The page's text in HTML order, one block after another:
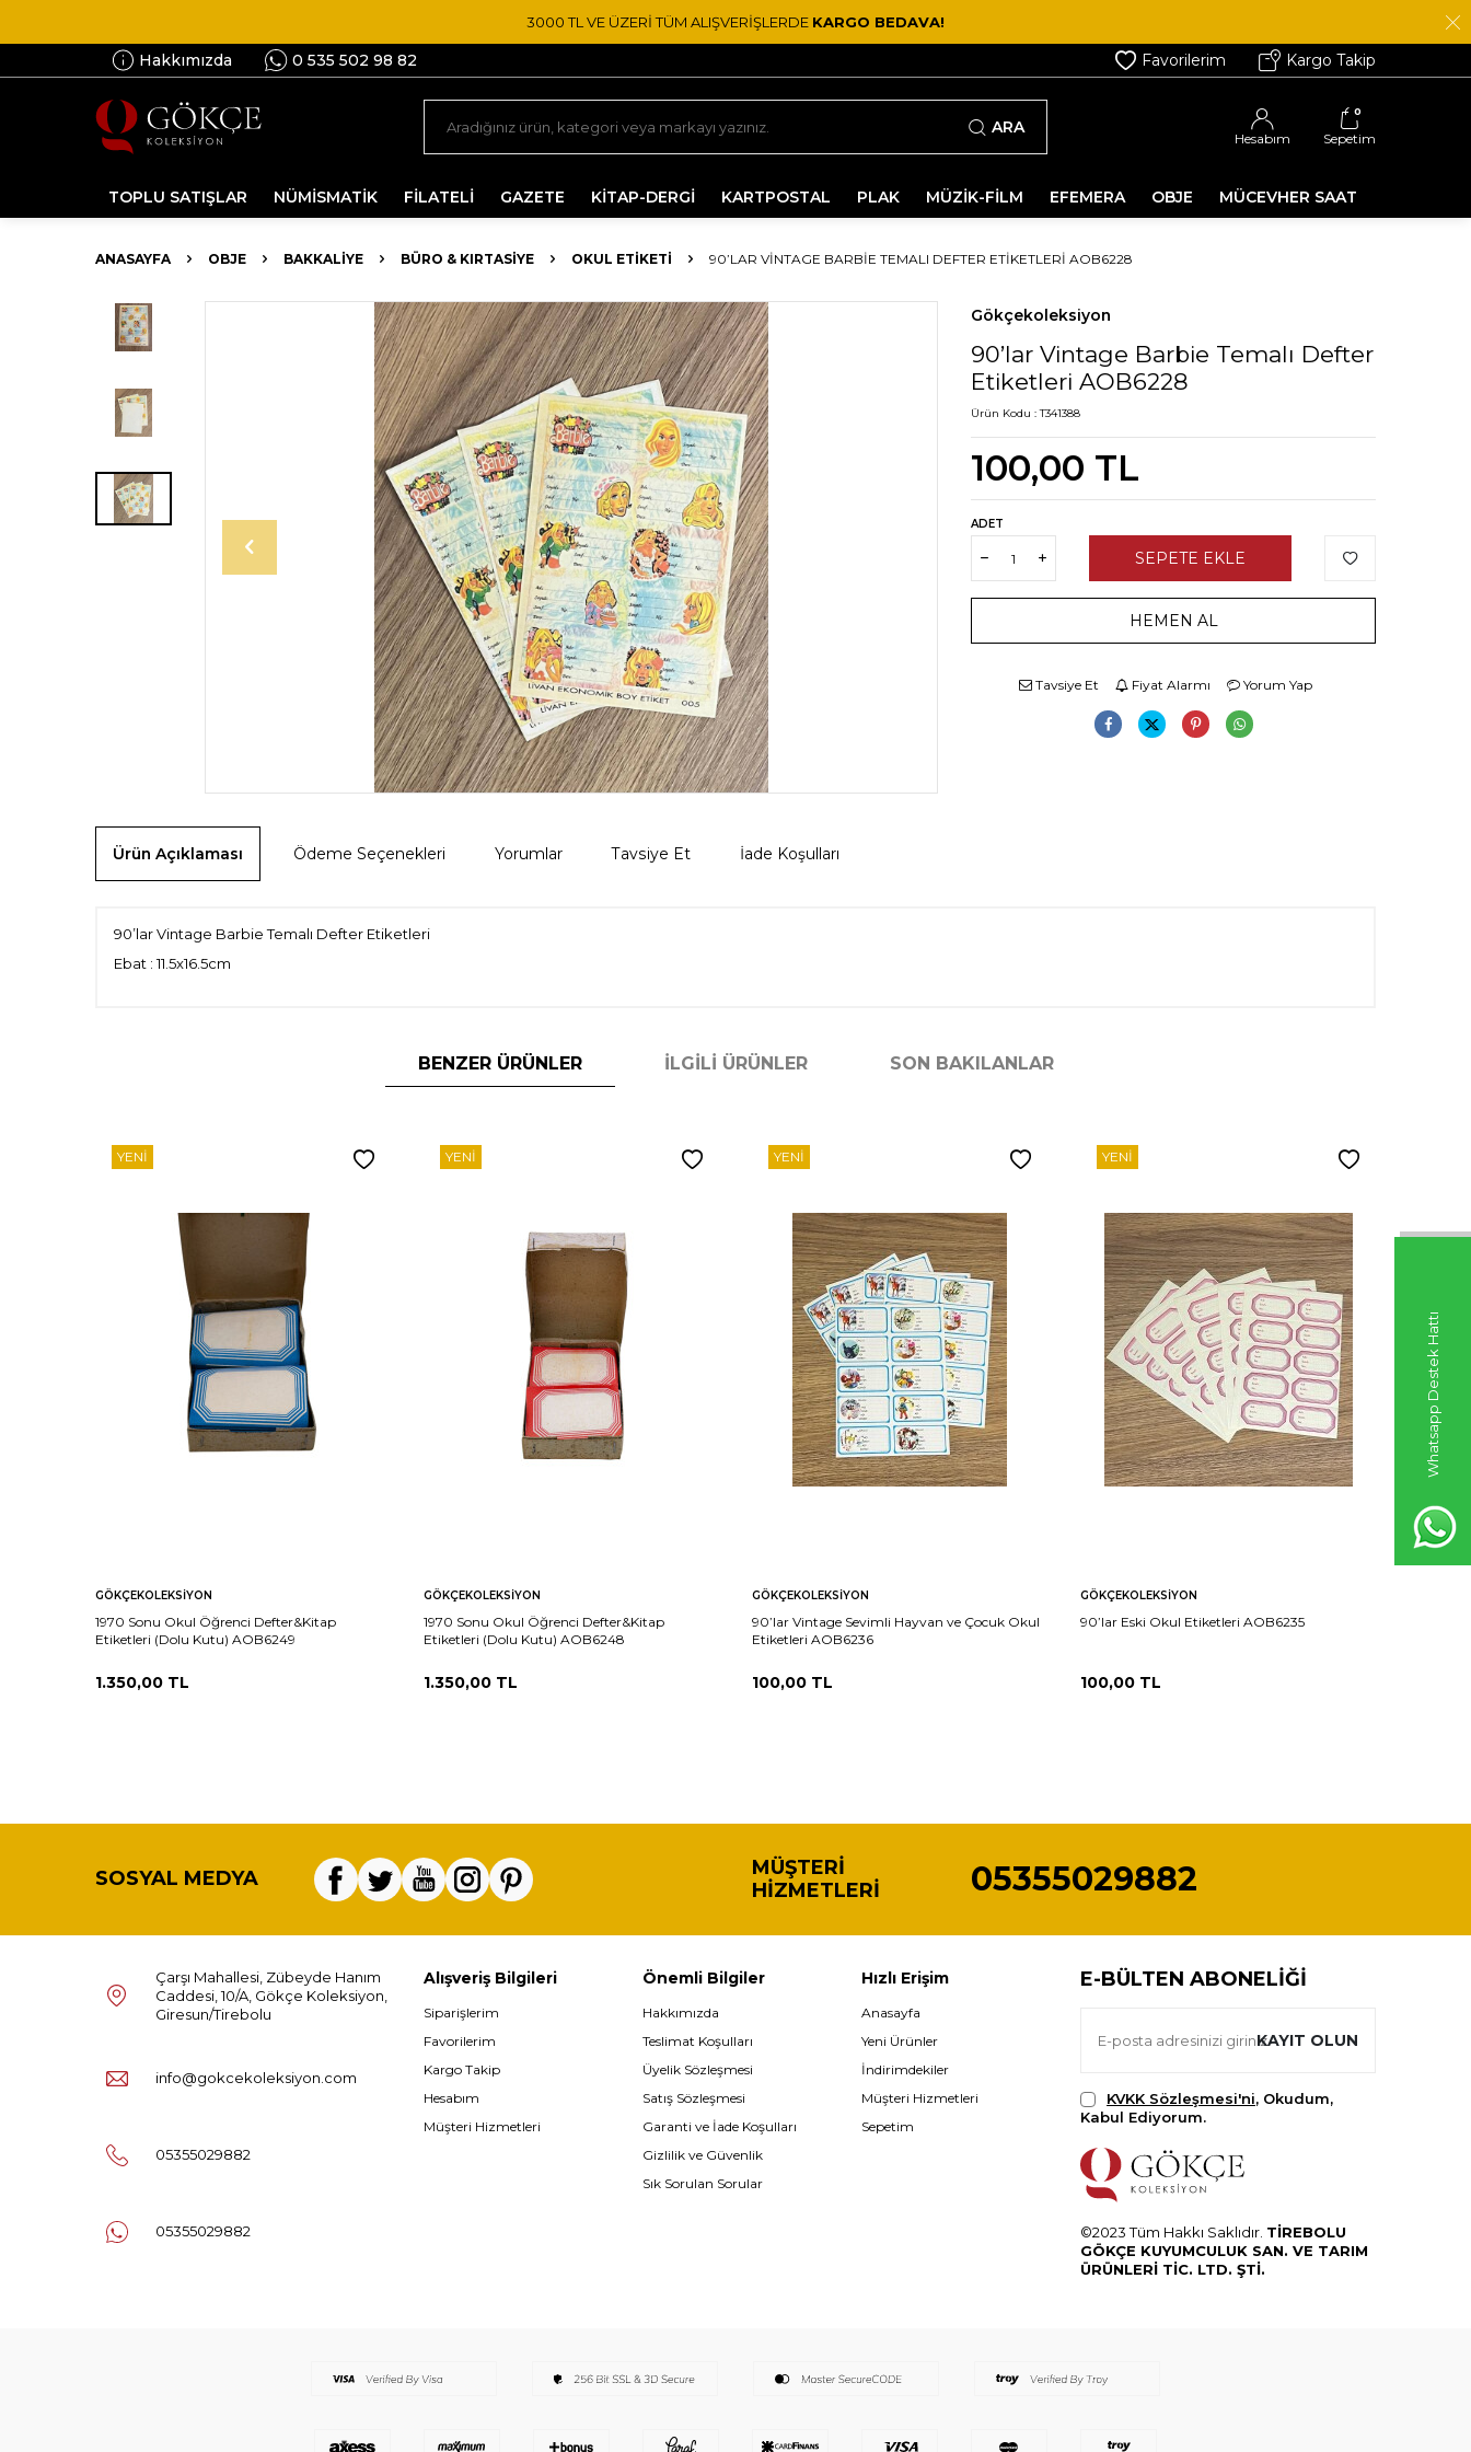
Whatsapp Destek Hattı
3000 TL VE ÜZERİ TÜM ALIŞVERİŞLERDE KARGO BEDAVA!
Hakkımızda 0 535 502 98 82 Favorilerim Kargo Takip
ARA
Hesabım
0
Sepetim
TOPLU SATIŞLAR NÜMİSMATİK FİLATELİ GAZETE KİTAP-DERGİ KARTPOSTAL PLAK MÜZİK-FİLM EFEMERA OBJE MÜCEVHER SAAT
ANASAYFA OBJE BAKKALIYE BÜRO & KIRTASIYE OKUL ETIKETI 90’LAR VINTAGE BARBIE TEMALI DEFTER ETIKETLERI AOB6228
Gökçekoleksiyon
90’lar Vintage Barbie Temalı Defter
Etiketleri AOB6228
Ürün Kodu :T341388
100,00 TL
ADET
SEPETE EKLE
HEMEN AL
Tavsiye Et Fiyat Alarmı Yorum Yap
Ürün Açıklaması Ödeme Seçenekleri Yorumlar Tavsiye Et İade Koşulları
90’lar Vintage Barbie Temalı Defter Etiketleri
Ebat : 11.5x16.5cm
BENZER ÜRÜNLER İLGILI ÜRÜNLER SON BAKILANLAR
YENI
GÖKÇEKOLEKSIYON
1970 Sonu Okul Öğrenci Defter&Kitap
Etiketleri (Dolu Kutu) AOB6249
1.350,00 TL
YENI
GÖKÇEKOLEKSIYON
1970 Sonu Okul Öğrenci Defter&Kitap
Etiketleri (Dolu Kutu) AOB6248
1.350,00 TL
YENI
GÖKÇEKOLEKSIYON
90’lar Vintage Sevimli Hayvan ve Çocuk Okul
Etiketleri AOB6236
100,00 TL
YENI
GÖKÇEKOLEKSIYON
90’lar Eski Okul Etiketleri AOB6235
100,00 TL
SOSYAL MEDYA
MÜŞTERI
HIZMETLERI
05355029882
Çarşı Mahallesi, Zübeyde Hanım
Caddesi, 10/A, Gökçe Koleksiyon,
Giresun/Tirebolu
info@gokcekoleksiyon.com
05355029882
05355029882
Alışveriş Bilgileri
Siparişlerim
Favorilerim
Kargo Takip
Hesabım
Müşteri Hizmetleri
Önemli Bilgiler
Hakkımızda
Teslimat Koşulları
Üyelik Sözleşmesi
Satış Sözleşmesi
Garanti ve İade Koşulları
Gizlilik ve Güvenlik
Sık Sorulan Sorular
Hızlı Erişim
Anasayfa
Yeni Ürünler
İndirimdekiler
Müşteri Hizmetleri
Sepetim
E-BÜLTEN ABONELIĞI
KAYIT OLUN
KVKK Sözleşmesi'ni, Okudum,
Kabul Ediyorum.
©2023 Tüm Hakkı Saklıdır. TİREBOLU
GÖKÇE KUYUMCULUK SAN. VE TARIM
ÜRÜNLERİ TİC. LTD. ŞTİ.